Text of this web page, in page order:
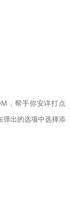
，帮手你安详打点
弹出的选项中选择添